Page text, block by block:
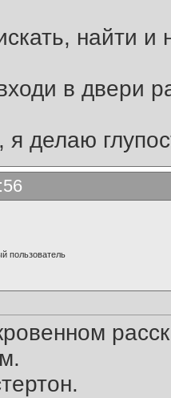
найти и
в двери
делаю
пользователь